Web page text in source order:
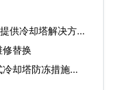
供冷却塔解决方
替换
冷却塔防冻措施…